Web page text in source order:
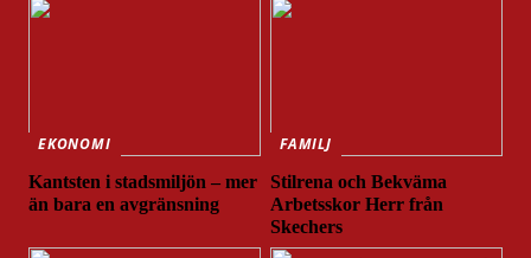
EKONOMI
Kantsten i stadsmiljön – mer
än bara en avgränsning
FAMILJ
Stilrena och Bekväma
Arbetsskor Herr från
Skechers